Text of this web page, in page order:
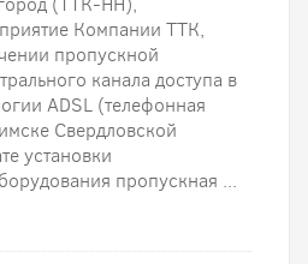
Компании ТТК,
пропускной
канала доступа в
ADSL (телефонная
Свердловской
установки
пропускная ...